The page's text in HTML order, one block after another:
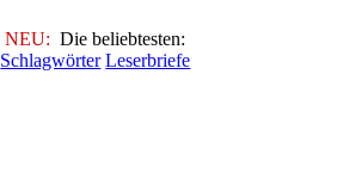
NEU: Die beliebtesten:
Schlagwörter Leserbriefe